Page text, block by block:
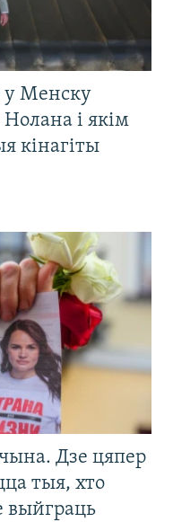
у Менску
і якім
кінагіты
Дзе цяпер
тыя, хто
выйграць